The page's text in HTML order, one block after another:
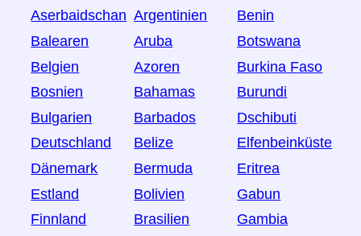
Aserbaidschan
Balearen
Belgien
Bosnien
Bulgarien
Deutschland
Dänemark
Estland
Finnland
Argentinien
Aruba
Azoren
Bahamas
Barbados
Belize
Bermuda
Bolivien
Brasilien
Benin
Botswana
Burkina Faso
Burundi
Dschibuti
Elfenbeinküste
Eritrea
Gabun
Gambia